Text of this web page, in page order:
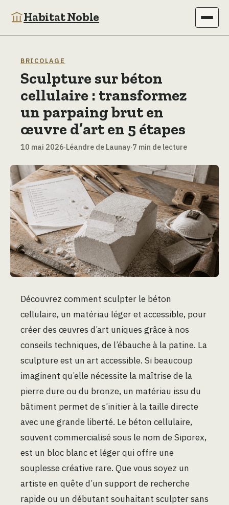
Habitat Noble
Maison
Jardinage
BRICOLAGE
Sculpture sur béton
cellulaire : transformez
un parpaing brut en
œuvre d’art en 5 étapes
10 mai 2026·Léandre de Launay·7 min de lecture
Découvrez comment sculpter le béton
cellulaire, un matériau léger et accessible, pour
créer des œuvres d’art uniques grâce à nos
conseils techniques, de l’ébauche à la patine. La
sculpture est un art accessible. Si beaucoup
imaginent qu’elle nécessite la maîtrise de la
pierre dure ou du bronze, un matériau issu du
bâtiment permet de s’initier à la taille directe
avec une grande liberté. Le béton cellulaire,
souvent commercialisé sous le nom de Siporex,
est un bloc blanc et léger qui offre une
souplesse créative rare. Que vous soyez un
artiste en quête d’un support de recherche
rapide ou un débutant souhaitant sculpter sans